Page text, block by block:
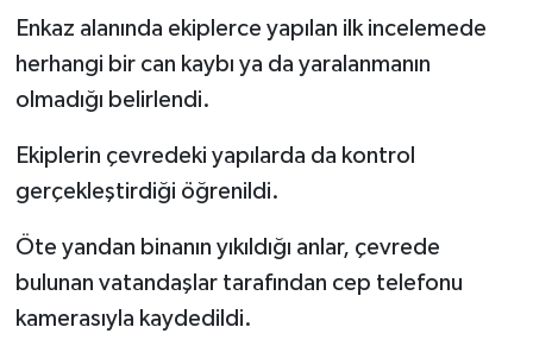
Enkaz alanında ekiplerce yapılan ilk incelemede
herhangi bir can kaybı ya da yaralanmanın
olmadığı belirlendi.
Ekiplerin çevredeki yapılarda da kontrol
gerçekleştirdiği öğrenildi.
Öte yandan binanın yıkıldığı anlar, çevrede
bulunan vatandaşlar tarafından cep telefonu
kamerasıyla kaydedildi.
Türkiye
Video Galeri
Yaşam